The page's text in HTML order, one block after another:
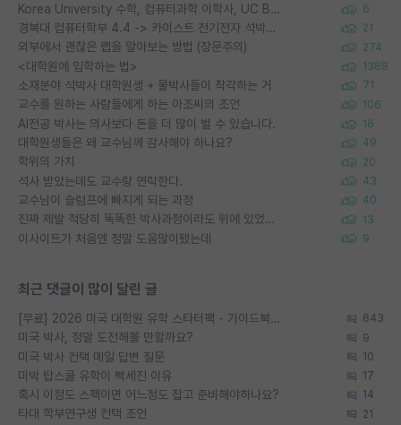
Korea University 수학, 컴퓨터과학 이학사, UC Berkeley 산업공학 대학원 공학박사가 되는 것은 쉽지 않겠죠? 6
경북대 컴퓨터학부 4.4 -> 카이스트 전기전자 석박사통합과정 합격 21
외부에서 괜찮은 랩을 알아보는 방법 (장문주의) 274
<대학원에 입학하는 법> 1388
소재분야 석박사 대학원생 + 물박사들이 착각하는 거 71
교수를 원하는 사람들에게 하는 아조씨의 조언 106
AI전공 박사는 의사보다 돈을 더 많이 벌 수 있습니다. 16
대학원생들은 왜 교수님께 감사해야 하나요? 49
학위의 가치 20
석사 받았는데도 교수랑 연락한다. 43
교수님이 슬럼프에 빠지게 되는 과정 40
진짜 제발 적당히 똑똑한 박사과정이라도 위에 있었으면.. 13
이사이트가 처음엔 정말 도움많이됐는데 9
최근 댓글이 많이 달린 글
[무료] 2026 미국 대학원 유학 스타터팩 - 가이드북 & 합격자 컨택메일 템플릿 643
미국 박사, 정말 도전해볼 만할까요? 9
미국 박사 컨택 메일 답변 질문 10
미박 탑스쿨 유학이 빡세진 이유 17
혹시 이정도 스펙이면 어느정도 잡고 준비해야하나요? 14
타대 학부연구생 컨택 조언 21